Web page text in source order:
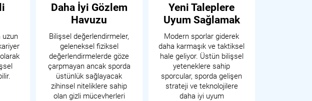
uzun
Daha İyi Gözlem
Havuzu
Bilişsel değerlendirmeler,
geleneksel fiziksel
değerlendirmelerde göze
çarpmayan ancak sporda
üstünlük sağlayacak
zihinsel niteliklere sahip
olan gizli mücevherleri
Yeni Taleplere
Uyum Sağlamak
Modern sporlar giderek
daha karmaşık ve taktiksel
hale geliyor. Üstün bilişsel
yeteneklere sahip
sporcular, sporda gelişen
strateji ve teknolojilere
daha iyi uyum